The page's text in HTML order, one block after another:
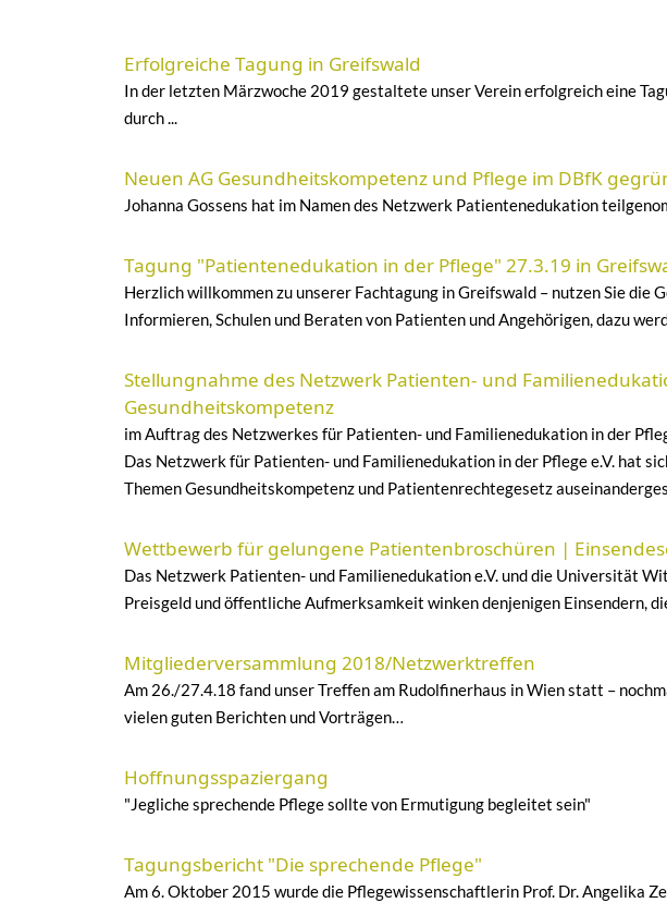
Erfolgreiche Tagung in Greifswald
In der letzten Märzwoche 2019 gestaltete unser Verein erfolgreich eine
durch ...
Neuen AG Gesundheitskompetenz und Pflege im DBfK
Johanna Gossens hat im Namen des Netzwerk Patientenedukation
Tagung "Patientenedukation in der Pflege" 27.3.19 in
Herzlich willkommen zu unserer Fachtagung in Greifswald – nutzen Sie die
Informieren, Schulen und Beraten von Patienten und Angehörigen, dazu
Stellungnahme des Netzwerk Patienten- und
Gesundheitskompetenz
im Auftrag des Netzwerkes für Patienten- und Familienedukation in der
Das Netzwerk für Patienten- und Familienedukation in der Pflege e.V. hat
Themen Gesundheitskompetenz und Patientenrechtegesetz
Wettbewerb für gelungene Patientenbroschüren |
Das Netzwerk Patienten- und Familienedukation e.V. und die Universität
Preisgeld und öffentliche Aufmerksamkeit winken denjenigen Einsendern,
Mitgliederversammlung 2018/Netzwerktreffen
Am 26./27.4.18 fand unser Treffen am Rudolfinerhaus in Wien statt –
vielen guten Berichten und Vorträgen…
Hoffnungsspaziergang
"Jegliche sprechende Pflege sollte von Ermutigung begleitet sein"
Tagungsbericht "Die sprechende Pflege"
Am 6. Oktober 2015 wurde die Pflegewissenschaftlerin Prof. Dr. Angelika